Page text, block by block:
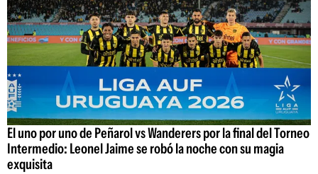
El uno por uno de Peñarol vs Wanderers por la final del Torneo
Intermedio: Leonel Jaime se robó la noche con su magia
exquisita